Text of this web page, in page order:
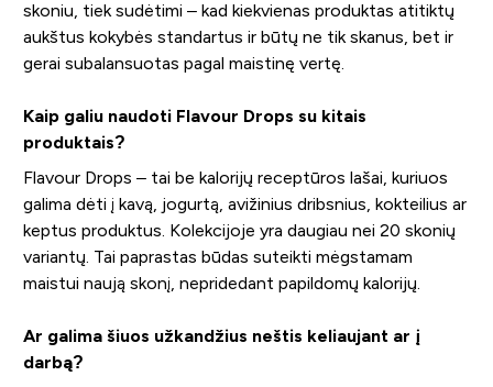
skoniu, tiek sudėtimi – kad kiekvienas produktas atitiktų
aukštus kokybės standartus ir būtų ne tik skanus, bet ir
gerai subalansuotas pagal maistinę vertę.
Kaip galiu naudoti Flavour Drops su kitais
produktais?
Flavour Drops – tai be kalorijų receptūros lašai, kuriuos
galima dėti į kavą, jogurtą, avižinius dribsnius, kokteilius ar
keptus produktus. Kolekcijoje yra daugiau nei 20 skonių
variantų. Tai paprastas būdas suteikti mėgstamam
maistui naują skonį, nepridedant papildomų kalorijų.
Ar galima šiuos užkandžius neštis keliaujant ar į
darbą?